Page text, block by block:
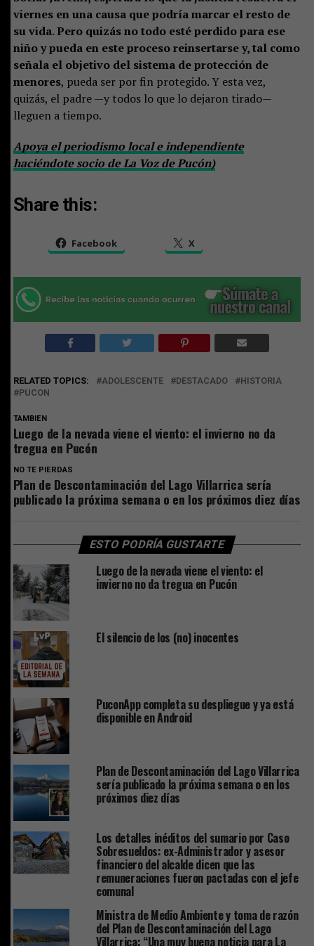
viernes en una causa que podría marcar el resto de
su vida. Pero quizás no todo esté perdido para ese
niño y pueda en este proceso reinsertarse y, tal como
señala el objetivo del sistema de protección de
menores, pueda ser por fin protegido. Y esta vez,
quizás, el padre —y todos lo que lo dejaron tirado—
lleguen a tiempo.
Apoya el periodismo local e independiente
haciéndote socio de La Voz de Pucón)
Share this:
Facebook X
RELATED TOPICS: ADOLESCENTE DESTACADO
HISTORIA
PUCON
TAMBIEN
Luego de la nevada viene el viento: el invierno no da
tregua en Pucón
NO TE PIERDAS
Plan de Descontaminación del Lago Villarrica sería
publicado la próxima semana o en los próximos diez días
ESTO PODRÍA GUSTARTE
Luego de la nevada viene el viento: el
invierno no da tregua en Pucón
El silencio de los (no) inocentes
PuconApp completa su despliegue y ya está
disponible en Android
Plan de Descontaminación del Lago Villarrica
sería publicado la próxima semana o en los
próximos diez días
Los detalles inéditos del sumario por Caso
Sobresueldos: ex-Administrador y asesor
financiero del alcalde dicen que las
remuneraciones fueron pactadas con el jefe
comunal
Ministra de Medio Ambiente y toma de razón
del Plan de Descontaminación del Lago
Villarrica: “Una muy buena noticia para La